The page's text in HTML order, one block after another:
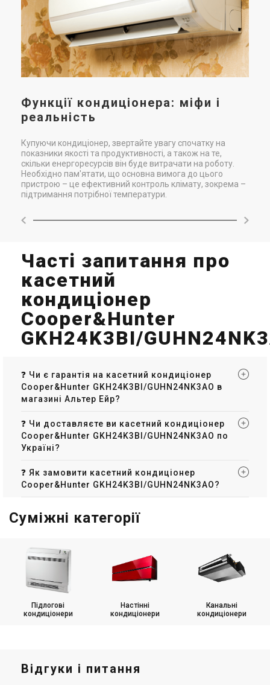
Функції кондиціонера: міфи і
реальність
Купуючи кондиціонер, звертайте увагу спочатку на
показники якості та продуктивності, а також на те,
скільки енергоресурсів він буде витрачати на роботу.
Необхідно пам'ятати, що основна вимога до цього
пристрою – це ефективний контроль клімату, зокрема –
підтримання потрібної температури.
Часті запитання про
касетний
кондиціонер
Cooper&Hunter
GKH24K3BI/
❓ Чи є гарантія на касетний кондиціонер
Cooper&Hunter GKH24K3BI/GUHN24NK3AO в
магазині Альтер Ейр?
❓ Чи доставляєте ви касетний кондиціонер
Cooper&Hunter GKH24K3BI/GUHN24NK3AO по
Україні?
❓ Як замовити касетний кондиціонер
Cooper&Hunter GKH24K3BI/GUHN24NK3AO?
Суміжні категорії
Підлогові
кондиціонери
Настінні
кондиціонери
Канальні
кондиціонери
Відгуки і питання